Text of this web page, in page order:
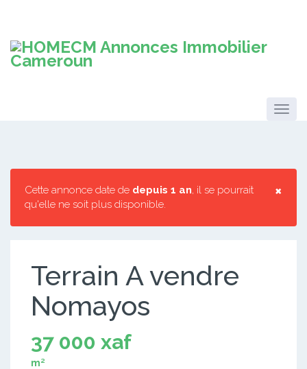
×
Cette annonce date de depuis 1 an, il se pourrait
qu'elle ne soit plus disponible.
Terrain A vendre
Nomayos
37 000 xaf
m²